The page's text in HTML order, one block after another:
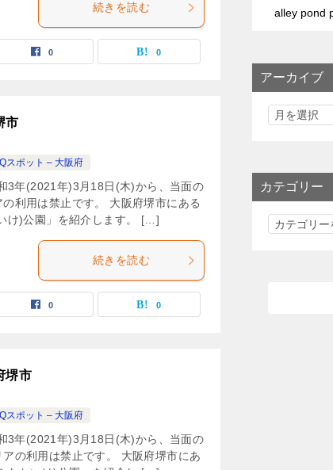
続きを読む
0 0
市
スポット – 大阪府
3年(2021年)3月18日(木)から、当面の
利用は禁止です。 大阪府堺市にある
け)公園」を紹介します。 […]
続きを読む
0 0
堺市
スポット – 大阪府
3年(2021年)3月18日(木)から、当面の
の利用は禁止です。 大阪府堺市にあ
alley pond
アーカイブ
カテゴリー
カ